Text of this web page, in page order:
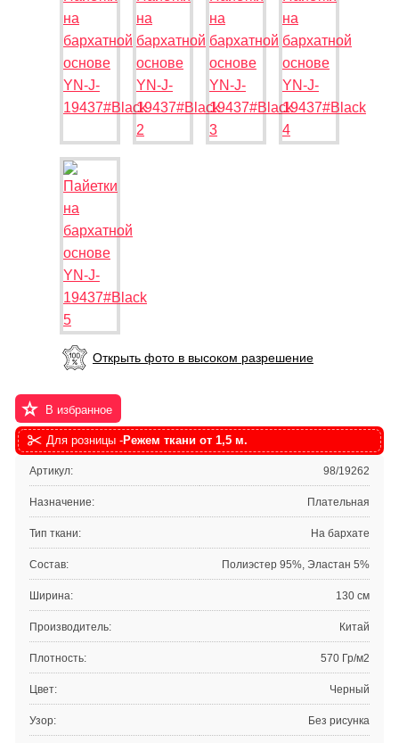
Открыть фото в высоком разрешение
В избранное
Для розницы -Режем ткани от 1,5 м.
Артикул: 98/19262
Назначение: Плательная
Тип ткани: На бархате
Состав: Полиэстер 95%, Эластан 5%
Ширина: 130 см
Производитель: Китай
Плотность: 570 Гр/м2
Цвет: Черный
Узор: Без рисунка